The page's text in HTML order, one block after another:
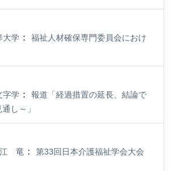
大学 ：
福祉人材確保専門委員会におけ
字学 ：
報道「経過措置の延長、結論で
し～」
竜 ：
第33回日本介護福祉学会大会